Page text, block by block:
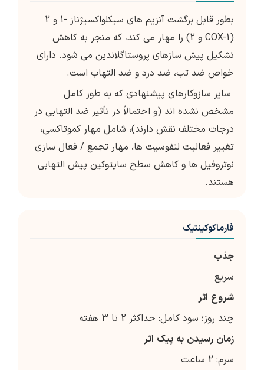
بطور قابل برگشت آنزیم های سیکلواکسیژناز -1 و 2
(COX-1 و 2) را مهار می کند، که منجر به کاهش
تشکیل پیش سازهای پروستاگلاندین می شود. دارای
خواص ضد تب، ضد درد و ضد التهاب است.
سایر سازوکارهای پیشنهادی که به طور کامل
مشخص نشده اند (و احتمالاً در تأثیر ضد التهابی در
درجات مختلف نقش دارند)، شامل مهار کموتاکسی،
تغییر فعالیت لنفوسیت ها، مهار تجمع / فعال سازی
نوتروفیل ها و کاهش سطح سایتوکین پیش التهابی
هستند.
فارماکوکینتیک
جذب
سریع
شروع اثر
چند روز؛ سود کامل: حداکثر 2 تا 3 هفته
زمان رسیدن به پیک اثر
سرم: 2 ساعت